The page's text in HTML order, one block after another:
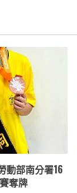
動部南分署16
奪牌